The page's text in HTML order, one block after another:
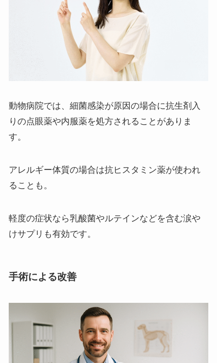
動物病院では、細菌感染が原因の場合に抗生剤入
りの点眼薬や内服薬を処方されることがありま
す。
アレルギー体質の場合は抗ヒスタミン薬が使われ
ることも。
軽度の症状なら乳酸菌やルテインなどを含む涙や
けサプリも有効です。
手術による改善